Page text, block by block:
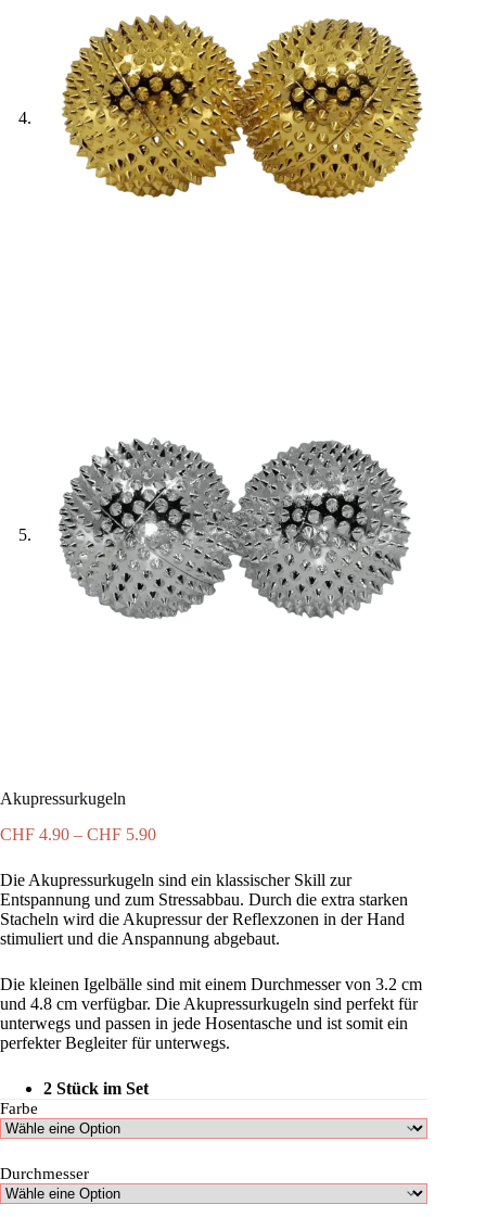
Akupressurkugeln
CHF 4.90 – CHF 5.90Preisspanne:
bis
CHF 5.90
Die Akupressurkugeln sind ein klassischer Skill zur
Entspannung und zum Stressabbau. Durch die extra starken
Stacheln wird die Akupressur der Reflexzonen in der Hand
stimuliert und die Anspannung abgebaut.
Die kleinen Igelbälle sind mit einem Durchmesser von 3.2 cm
und 4.8 cm verfügbar. Die Akupressurkugeln sind perfekt für
unterwegs und passen in jede Hosentasche und ist somit ein
perfekter Begleiter für unterwegs.
2 Stück im Set
Farbe
Durchmesser